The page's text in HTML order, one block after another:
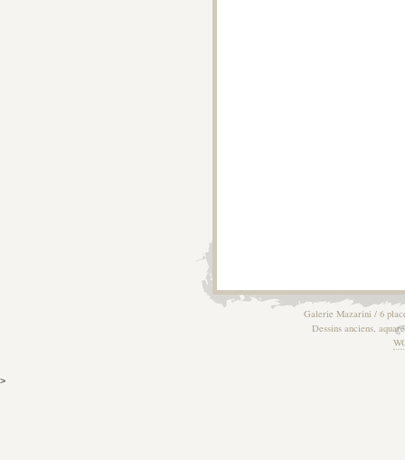
Galerie Mazarini / 6
Dessins anciens,
>